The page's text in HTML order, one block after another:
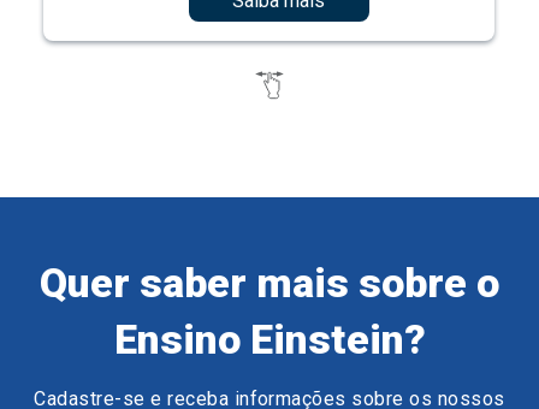
Quer saber mais sobre o
Ensino Einstein?
Cadastre-se e receba informações sobre os nossos